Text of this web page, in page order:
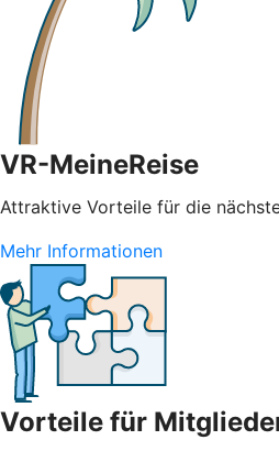
VR-MeineReise
Attraktive Vorteile für die
Mehr Informationen
Vorteile für